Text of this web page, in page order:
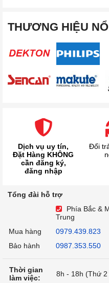
THƯƠNG HIỆU
Dịch vụ uy tín,
Đặt Hàng KHÔNG
cần đăng ký,
đăng nhập
Đổi
Tổng đài hỗ trợ
Phía Bắc &
Trung
Mua hàng
0979.439.823
Bảo hành
0987.353.550
Thời gian
làm việc:
8h - 18h (Thứ